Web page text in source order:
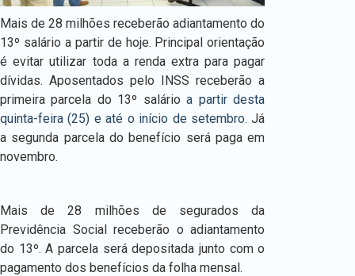
Mais de 28 milhões receberão adiantamento do
13º salário a partir de hoje. Principal orientação
é evitar utilizar toda a renda extra para pagar
dívidas. Aposentados pelo INSS receberão a
primeira parcela do 13º salárioa partir desta
quinta-feira (25) e até o início de setembro. Já
a segunda parcela do benefício será paga em
novembro.
Mais de 28 milhões de segurados da
Previdência Social receberão o adiantamento
do 13º. A parcela será depositada junto com o
pagamento dos benefícios da folha mensal.